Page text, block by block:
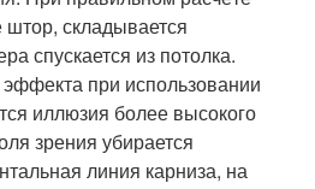
складывается
спускается из потолка.
при использовании
иллюзия более высокого
зрения убирается
линия карниза, на